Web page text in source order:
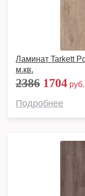
Ламинат Tarkett
м.кв.
2386 1704
Подробнее